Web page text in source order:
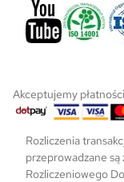
Akceptujemy
Rozliczenia
przeprowadzane
Rozliczeniowego